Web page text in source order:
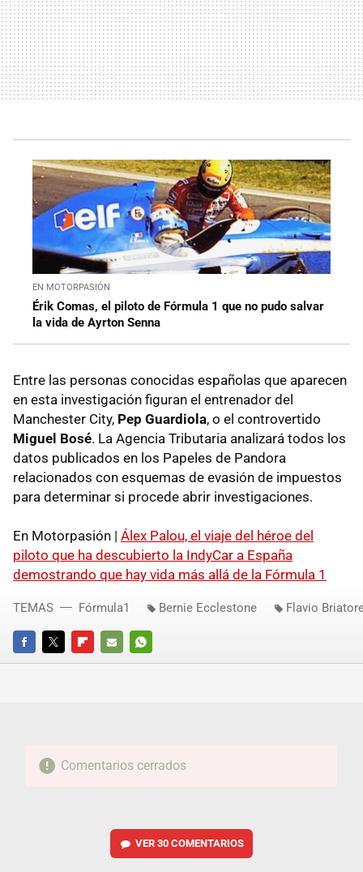
EN MOTORPASIÓN
Érik Comas, el piloto de Fórmula 1 que no pudo salvar
la vida de Ayrton Senna
Entre las personas conocidas españolas que aparecen
en esta investigación figuran el entrenador del
Manchester City, Pep Guardiola, o el controvertido
Miguel Bosé. La Agencia Tributaria analizará todos los
datos publicados en los Papeles de Pandora
relacionados con esquemas de evasión de impuestos
para determinar si procede abrir investigaciones.
En Motorpasión | Álex Palou, el viaje del héroe del
piloto que ha descubierto la IndyCar a España
demostrando que hay vida más allá de la Fórmula 1
FACEBOOKTWITTERFLIPBOARD
E-
WHATSAPP
TEMAS Fórmula1 Bernie Ecclestone Flavio
Comentarios cerrados
VER 30 COMENTARIOS